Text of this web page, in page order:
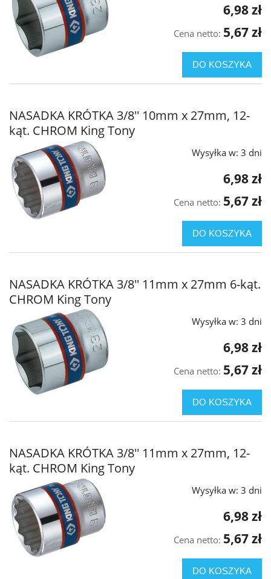
6,98 zł
Cena netto: 5,67 zł
DO KOSZYKA
NASADKA KRÓTKA 3/8'' 10mm x 27mm, 12-
kąt. CHROM King Tony
Wysyłka w: 3 dni
6,98 zł
Cena netto: 5,67 zł
DO KOSZYKA
NASADKA KRÓTKA 3/8'' 11mm x 27mm 6-kąt.
CHROM King Tony
Wysyłka w: 3 dni
6,98 zł
Cena netto: 5,67 zł
DO KOSZYKA
NASADKA KRÓTKA 3/8'' 11mm x 27mm, 12-
kąt. CHROM King Tony
Wysyłka w: 3 dni
6,98 zł
Cena netto: 5,67 zł
DO KOSZYKA